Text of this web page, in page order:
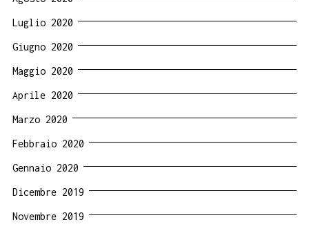
Luglio 2020
Giugno 2020
Maggio 2020
Aprile 2020
Marzo 2020
Febbraio 2020
Gennaio 2020
Dicembre 2019
Novembre 2019